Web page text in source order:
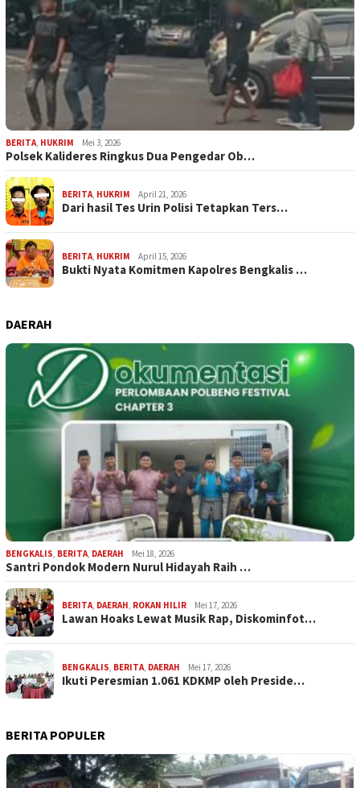
BERITA, HUKRIM Mei 3, 2026
Polsek Kalideres Ringkus Dua Pengedar Ob…
BERITA, HUKRIM April 21, 2026
Dari hasil Tes Urin Polisi Tetapkan Ters…
BERITA, HUKRIM April 15, 2026
Bukti Nyata Komitmen Kapolres Bengkalis …
DAERAH
BENGKALIS, BERITA, DAERAH Mei 18, 2026
Santri Pondok Modern Nurul Hidayah Raih …
BERITA, DAERAH, ROKAN HILIR Mei 17, 2026
Lawan Hoaks Lewat Musik Rap, Diskominfot…
BENGKALIS, BERITA, DAERAH Mei 17, 2026
Ikuti Peresmian 1.061 KDKMP oleh Preside…
BERITA POPULER